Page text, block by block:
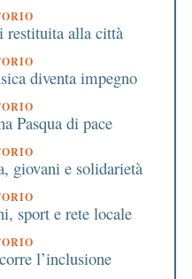
restituita alla città
diventa impegno
Pasqua di pace
giovani e solidarietà
sport e rete locale
l’inclusione